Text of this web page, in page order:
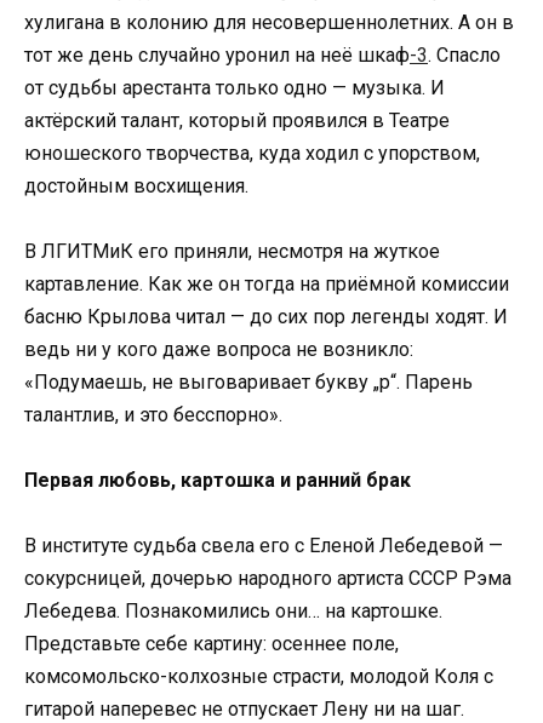
хулигана в колонию для несовершеннолетних. А он в
тот же день случайно уронил на неё шкаф-3. Спасло
от судьбы арестанта только одно — музыка. И
актёрский талант, который проявился в Театре
юношеского творчества, куда ходил с упорством,
достойным восхищения.
В ЛГИТМиК его приняли, несмотря на жуткое
картавление. Как же он тогда на приёмной комиссии
басню Крылова читал — до сих пор легенды ходят. И
ведь ни у кого даже вопроса не возникло:
«Подумаешь, не выговаривает букву „р“. Парень
талантлив, и это бесспорно».
Первая любовь, картошка и ранний брак
В институте судьба свела его с Еленой Лебедевой —
сокурсницей, дочерью народного артиста СССР Рэма
Лебедева. Познакомились они… на картошке.
Представьте себе картину: осеннее поле,
комсомольско-колхозные страсти, молодой Коля с
гитарой наперевес не отпускает Лену ни на шаг.